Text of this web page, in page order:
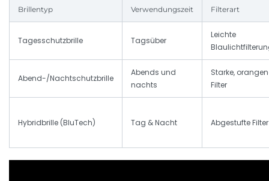
Brillentyp Verwendungszeit Filterart
Tagesschutzbrille Tagsüber
Leichte
Abend-/Nachtschutzbrille
Abends und
nachts
Starke,
Filter
Hybridbrille (BluTech) Tag & Nacht Abgestufte Filter